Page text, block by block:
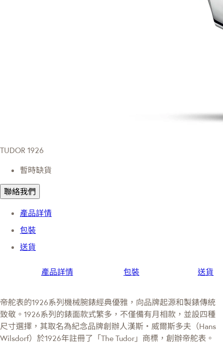
TUDOR 1926
暫時缺貨
聯絡我們
產品詳情
包裝
送貨
產品詳情 包裝 送貨
帝舵表的1926系列機械腕錶經典優雅，向品牌起源和製錶傳統
致敬。1926系列的錶面款式繁多，不僅備有月相款，並設四種
尺寸選擇，其取名為紀念品牌創辦人漢斯・威爾斯多夫（Hans
Wilsdorf）於1926年註冊了「The Tudor」商標，創辦帝舵表。